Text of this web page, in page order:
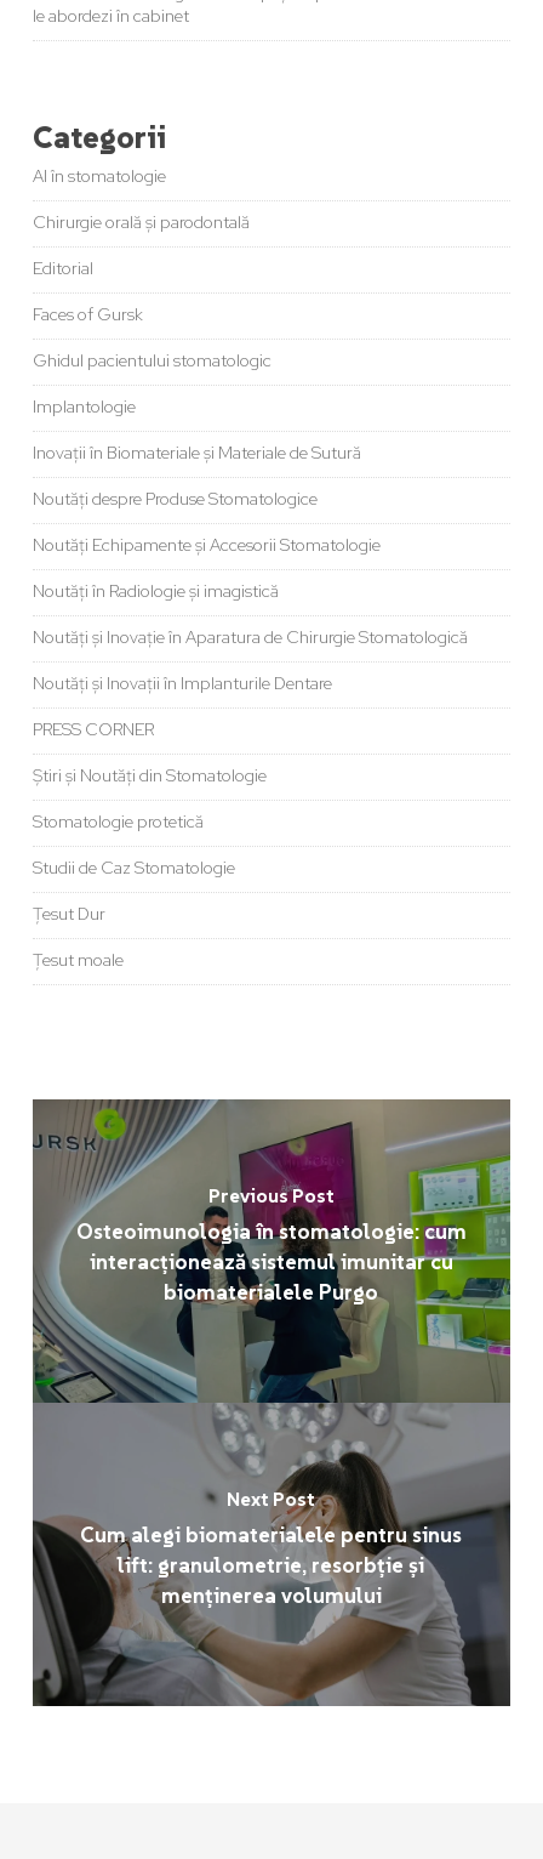
le abordezi în cabinet
Categorii
AI în stomatologie
Chirurgie orală și parodontală
Editorial
Faces of Gursk
Ghidul pacientului stomatologic
Implantologie
Inovații în Biomateriale și Materiale de Sutură
Noutăți despre Produse Stomatologice
Noutăți Echipamente și Accesorii Stomatologie
Noutăți în Radiologie și imagistică
Noutăți și Inovație în Aparatura de Chirurgie Stomatologică
Noutăți și Inovații în Implanturile Dentare
PRESS CORNER
Știri și Noutăți din Stomatologie
Stomatologie protetică
Studii de Caz Stomatologie
Țesut Dur
Țesut moale
Previous Post
Osteoimunologia în stomatologie: cum
interacționează sistemul imunitar cu
biomaterialele Purgo
Next Post
Cum alegi biomaterialele pentru sinus
lift: granulometrie, resorbție și
menținerea volumului